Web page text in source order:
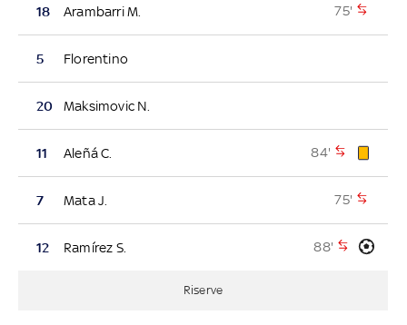
18 Arambarri M. 75'
5 Florentino
20 Maksimovic N.
11 Aleñá C. 84'
7 Mata J. 75'
12 Ramírez S. 88'
Riserve